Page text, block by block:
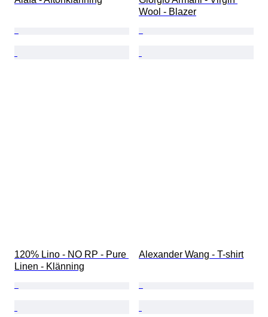
Wool - Blazer
120% Lino - NO RP - Pure
Linen - Klänning
Alexander Wang - T-shirt